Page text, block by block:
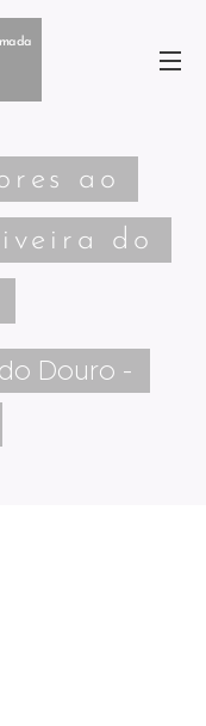
ao
do
Douro -